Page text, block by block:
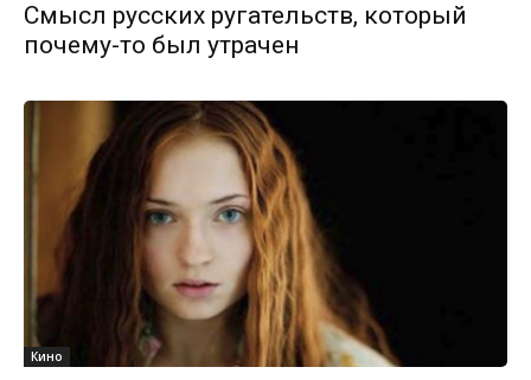
Смысл русских ругательств, который
почему-то был утрачен
Кино